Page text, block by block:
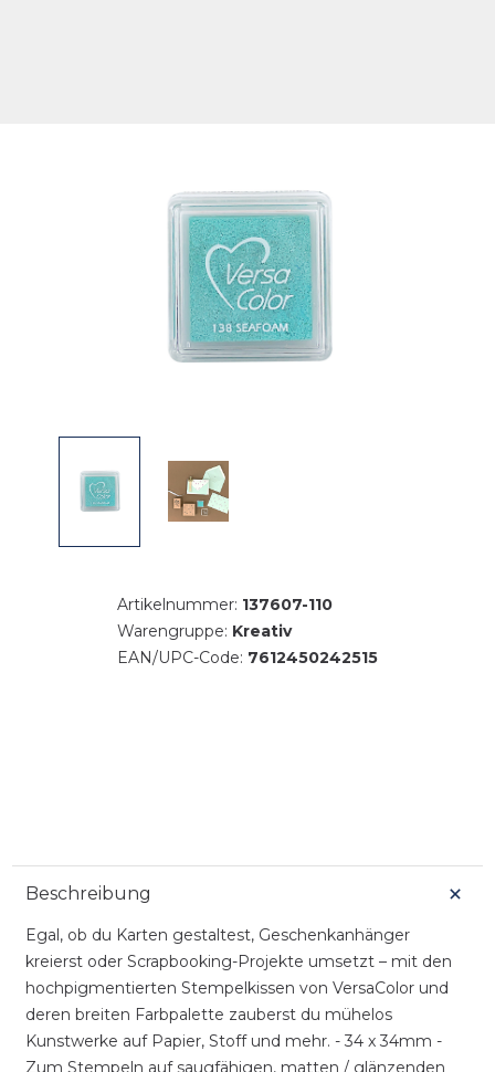
Artikelnummer: 137607-110
Warengruppe: Kreativ
EAN/UPC-Code: 7612450242515
Beschreibung
Egal, ob du Karten gestaltest, Geschenkanhänger
kreierst oder Scrapbooking-Projekte umsetzt – mit den
hochpigmentierten Stempelkissen von VersaColor und
deren breiten Farbpalette zauberst du mühelos
Kunstwerke auf Papier, Stoff und mehr. - 34 x 34mm -
Zum Stempeln auf saugfähigen, matten / glänzenden